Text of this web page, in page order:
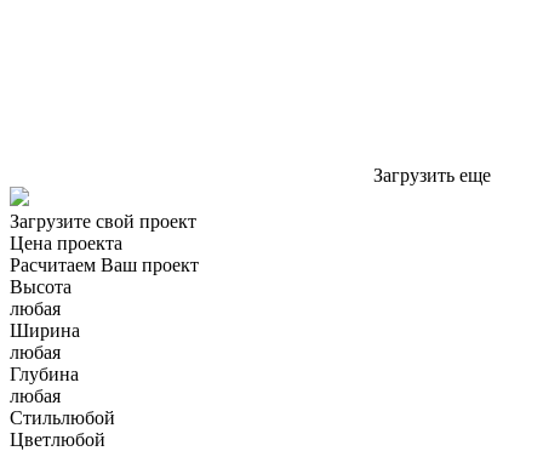
Загрузить еще
Загрузите свой проект
Цена проекта
Расчитаем Ваш проект
Высота
любая
Ширина
любая
Глубина
любая
Стильлюбой
Цветлюбой